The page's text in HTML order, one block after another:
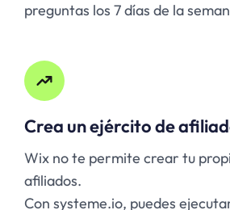
preguntas los 7 días de la
Crea un ejército de
Wix no te permite crear tu
afiliados.
Con systeme.io, puedes